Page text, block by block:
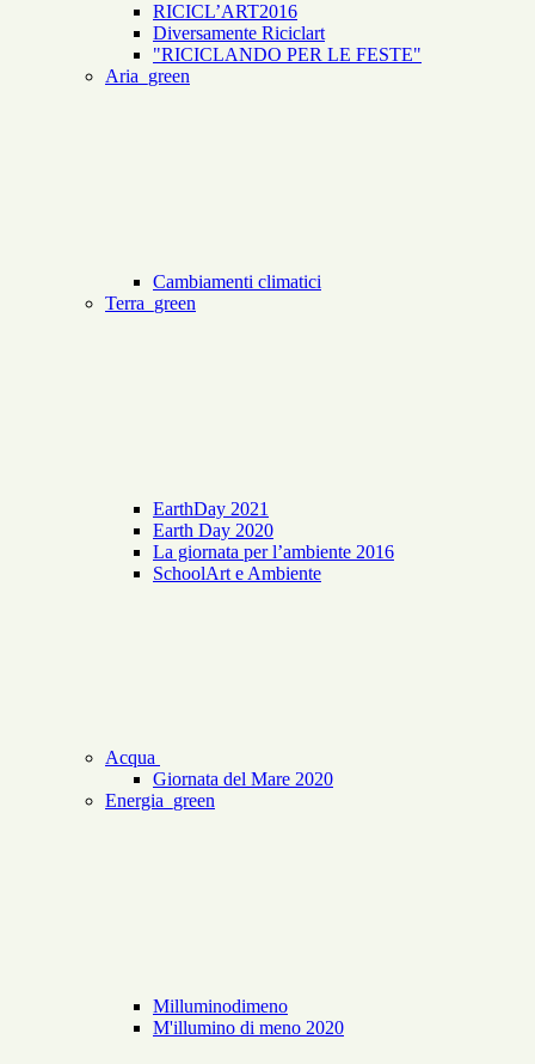
RICICL’ART2016
Diversamente Riciclart
"RICICLANDO PER LE FESTE"
Aria_green
Cambiamenti climatici
Terra_green
EarthDay 2021
Earth Day 2020
La giornata per l’ambiente 2016
SchoolArt e Ambiente
Acqua
Giornata del Mare 2020
Energia_green
Milluminodimeno
M'illumino di meno 2020